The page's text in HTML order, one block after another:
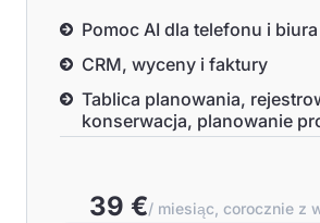
Pomoc AI dla telefonu i biura
CRM, wyceny i faktury
Tablica planowania,
konserwacja, planowanie
39 €/ miesiąc, corocznie z